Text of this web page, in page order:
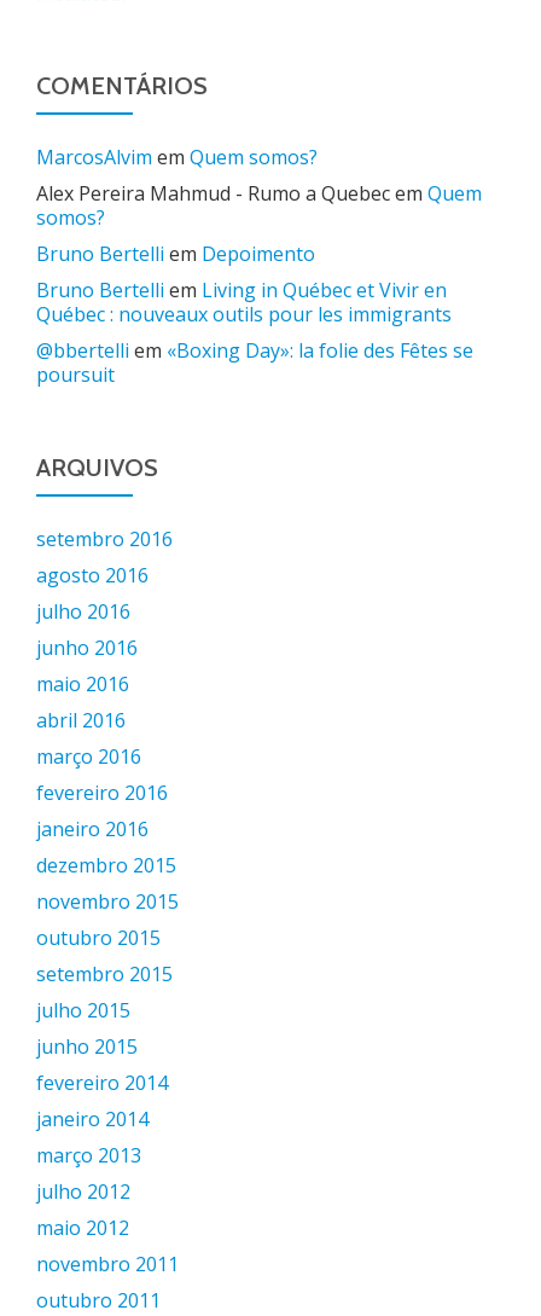
COMENTÁRIOS
MarcosAlvim em Quem somos?
Alex Pereira Mahmud - Rumo a Quebecem Quem
somos?
Bruno Bertelli em Depoimento
Bruno Bertelli em Living in Québec et Vivir en
Québec : nouveaux outils pour les immigrants
@bbertelli em «Boxing Day»: la folie des Fêtes se
poursuit
ARQUIVOS
setembro 2016
agosto 2016
julho 2016
junho 2016
maio 2016
abril 2016
março 2016
fevereiro 2016
janeiro 2016
dezembro 2015
novembro 2015
outubro 2015
setembro 2015
julho 2015
junho 2015
fevereiro 2014
janeiro 2014
março 2013
julho 2012
maio 2012
novembro 2011
outubro 2011